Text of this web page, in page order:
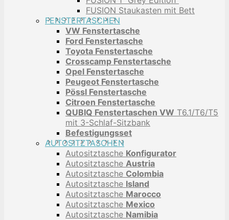
FUSION Staukasten mit Bett
FENSTERTASCHEN
VW Fenstertasche
Ford Fenstertasche
Toyota Fenstertasche
Crosscamp Fenstertasche
Opel Fenstertasche
Peugeot Fenstertasche
Pössl Fenstertasche
Citroen Fenstertasche
QUBIQ Fenstertaschen VW T6.1/T6/T5
mit 3-Schlaf-Sitzbank
Befestigungsset
AUTOSITZTASCHEN
Autositztasche Konfigurator
Autositztasche Austria
Autositztasche Colombia
Autositztasche Island
Autositztasche Marocco
Autositztasche Mexico
Autositztasche Namibia